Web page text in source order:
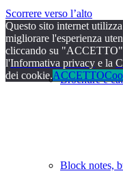
Brochure e
Block notes,
Scorrere verso l’alto
Questo sito internet
migliorare l'esperienza
cliccando su "ACCETTO"
l'Informativa privacy e la
dei cookie.ACCETTO